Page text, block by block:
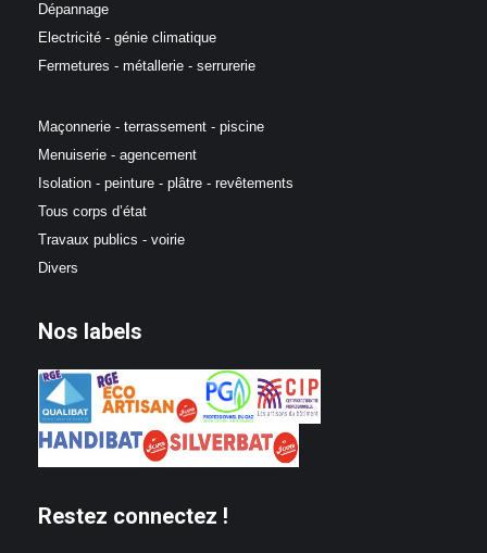
Dépannage
Electricité - génie climatique
Fermetures - métallerie - serrurerie
Maçonnerie - terrassement - piscine
Menuiserie - agencement
Isolation - peinture - plâtre - revêtements
Tous corps d’état
Travaux publics - voirie
Divers
Nos labels
Restez connectez !